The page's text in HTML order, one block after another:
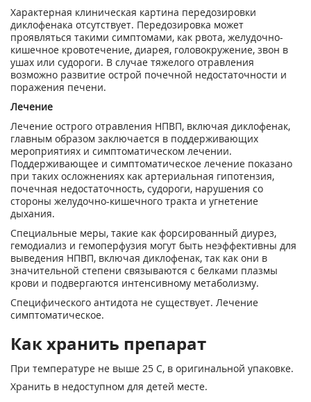
Характерная клиническая картина передозировки
диклофенака отсутствует. Передозировка может
проявляться такими симптомами, как рвота, желудочно-
кишечное кровотечение, диарея, головокружение, звон в
ушах или судороги. В случае тяжелого отравления
возможно развитие острой почечной недостаточности и
поражения печени.
Лечение
Лечение острого отравления НПВП, включая диклофенак,
главным образом заключается в поддерживающих
мероприятиях и симптоматическом лечении.
Поддерживающее и симптоматическое лечение показано
при таких осложнениях как артериальная гипотензия,
почечная недостаточность, судороги, нарушения со
стороны желудочно-кишечного тракта и угнетение
дыхания.
Специальные меры, такие как форсированный диурез,
гемодиализ и гемоперфузия могут быть неэффективны для
выведения НПВП, включая диклофенак, так как они в
значительной степени связываются с белками плазмы
крови и подвергаются интенсивному метаболизму.
Специфического антидота не существует. Лечение
симптоматическое.
Как хранить препарат
При температуре не выше 25 С, в оригинальной упаковке.
Хранить в недоступном для детей месте.